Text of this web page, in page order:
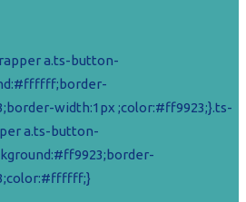
a.ts-button-
width:1px ;color:#ff9923;}.ts-
a.ts-button-